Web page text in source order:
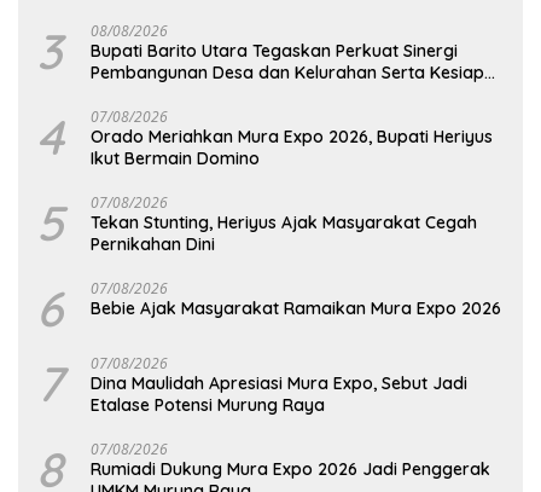
3 08/08/2026
Bupati Barito Utara Tegaskan Perkuat Sinergi
Pembangunan Desa dan Kelurahan Serta Kesiapan
4 07/08/2026
Orado Meriahkan Mura Expo 2026, Bupati Heriyus
Ikut Bermain Domino
5 07/08/2026
Tekan Stunting, Heriyus Ajak Masyarakat Cegah
Pernikahan Dini
6 07/08/2026
Bebie Ajak Masyarakat Ramaikan Mura Expo 2026
7 07/08/2026
Dina Maulidah Apresiasi Mura Expo, Sebut Jadi
Etalase Potensi Murung Raya
8 07/08/2026
Rumiadi Dukung Mura Expo 2026 Jadi Penggerak